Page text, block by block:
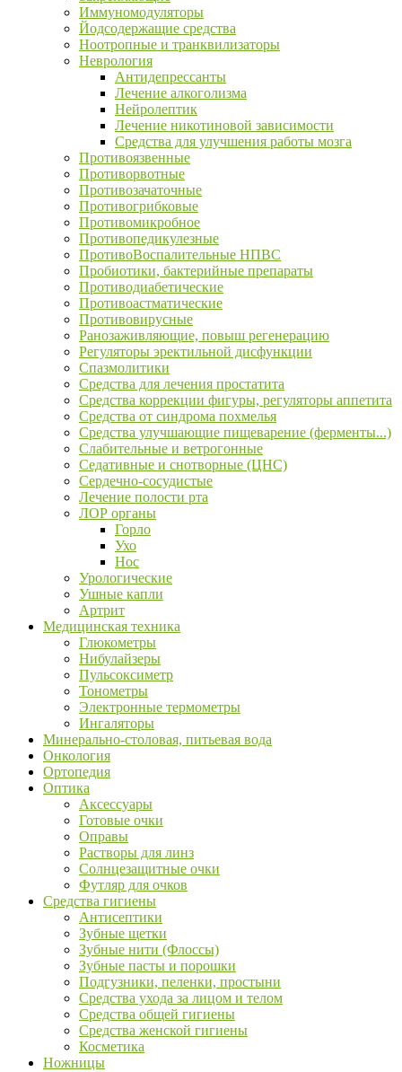
Иммуномодуляторы
Йодсодержащие средства
Ноотропные и транквилизаторы
Неврология
Антидепрессанты
Лечение алкоголизма
Нейролептик
Лечение никотиновой зависимости
Средства для улучшения работы мозга
Противоязвенные
Противорвотные
Противозачаточные
Противогрибковые
Противомикробное
Противопедикулезные
ПротивоВоспалительные НПВС
Пробиотики, бактерийные препараты
Противодиабетические
Противоастматические
Противовирусные
Ранозаживляющие, повыш регенерацию
Регуляторы эректильной дисфункции
Спазмолитики
Средства для лечения простатита
Средства коррекции фигуры, регуляторы аппетита
Средства от синдрома похмелья
Средства улучшающие пищеварение (ферменты...)
Слабительные и ветрогонные
Седативные и снотворные (ЦНС)
Сердечно-сосудистые
Лечение полости рта
ЛОР органы
Горло
Ухо
Нос
Урологические
Ушные капли
Артрит
Медицинская техника
Глюкометры
Нибулайзеры
Пульсоксиметр
Тонометры
Электронные термометры
Ингаляторы
Минерально-столовая, питьевая вода
Онкология
Ортопедия
Оптика
Аксессуары
Готовые очки
Оправы
Растворы для линз
Солнцезащитные очки
Футляр для очков
Средства гигиены
Антисептики
Зубные щетки
Зубные нити (Флоссы)
Зубные пасты и порошки
Подгузники, пеленки, простыни
Средства ухода за лицом и телом
Средства общей гигиены
Средства женской гигиены
Косметика
Ножницы